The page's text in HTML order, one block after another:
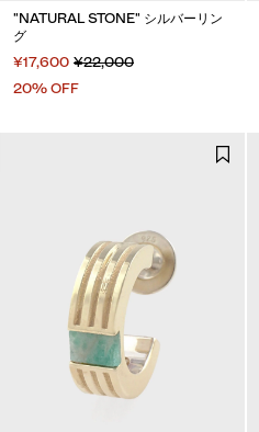
"NATURAL STONE" シルバーリン
グ
¥17,600 ¥22,000
20% OFF